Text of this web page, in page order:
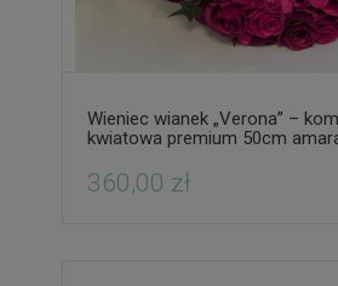
Wieniec wianek „Verona” –
kwiatowa premium 50cm
360,00 zł